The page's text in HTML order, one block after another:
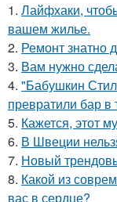
1. Лайфхаки,
вашем жилье.
2. Ремонт знатно
3. Вам нужно
4. "Бабушкин
превратили бар в
5. Кажется, этот
6. В Швеции
7. Новый
8. Какой из
вас в сердце?